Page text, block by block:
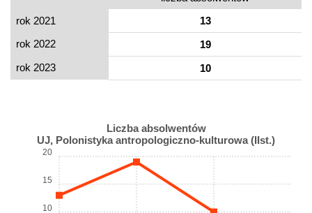
rok 2021
13
rok 2022
19
rok 2023
10
Liczba absolwentów
UJ, Polonistyka antropologiczno-kulturowa (IIst.)
10
15
20